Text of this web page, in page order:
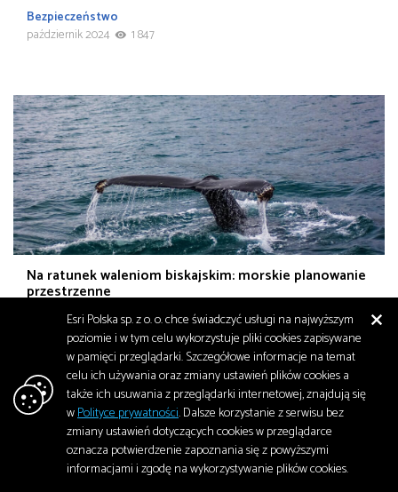
Bezpieczeństwo
październik 2024
1 847
Na ratunek waleniom biskajskim: morskie planowanie
przestrzenne
Nawet nazwa wielorybów biskajskich w języku angielskim – North
Atlantic Right Whale – przypomina o trudnej historii ich kontaktów
Środowisko
październik 2024
2 110
Esri Polska sp. z o. o. chce świadczyć usługi na najwyższym
poziomie i w tym celu wykorzystuje pliki cookies zapisywane
w pamięci przeglądarki. Szczegółowe informacje na temat
celu ich używania oraz zmiany ustawień plików cookies a
także ich usuwania z przeglądarki internetowej, znajdują się
wPolityce prywatności. Dalsze korzystanie z serwisu bez
zmiany ustawień dotyczących cookies w przeglądarce
oznacza potwierdzenie zapoznania się z powyższymi
informacjami i zgodę na wykorzystywanie plików cookies.